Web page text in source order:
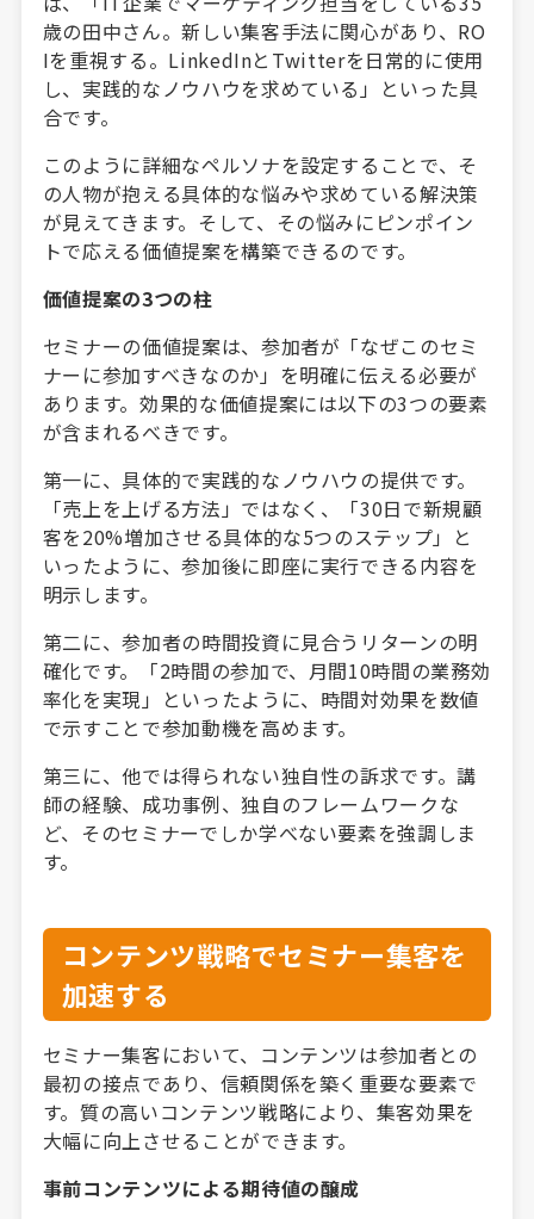
歳の田中さん。新しい集客手法に関心があり、RO
Iを重視する。LinkedInとTwitterを日常的に使用
し、実践的なノウハウを求めている」といった具
合です。
このように詳細なペルソナを設定することで、そ
の人物が抱える具体的な悩みや求めている解決策
が見えてきます。そして、その悩みにピンポイン
トで応える価値提案を構築できるのです。
価値提案の3つの柱
セミナーの価値提案は、参加者が「なぜこのセミ
ナーに参加すべきなのか」を明確に伝える必要が
あります。効果的な価値提案には以下の3つの要素
が含まれるべきです。
第一に、具体的で実践的なノウハウの提供です。
「売上を上げる方法」ではなく、「30日で新規顧
客を20%増加させる具体的な5つのステップ」と
いったように、参加後に即座に実行できる内容を
明示します。
第二に、参加者の時間投資に見合うリターンの明
確化です。「2時間の参加で、月間10時間の業務効
率化を実現」といったように、時間対効果を数値
で示すことで参加動機を高めます。
第三に、他では得られない独自性の訴求です。講
師の経験、成功事例、独自のフレームワークな
ど、そのセミナーでしか学べない要素を強調しま
す。
コンテンツ戦略でセミナー集客を
加速する
セミナー集客において、コンテンツは参加者との
最初の接点であり、信頼関係を築く重要な要素で
す。質の高いコンテンツ戦略により、集客効果を
大幅に向上させることができます。
事前コンテンツによる期待値の醸成